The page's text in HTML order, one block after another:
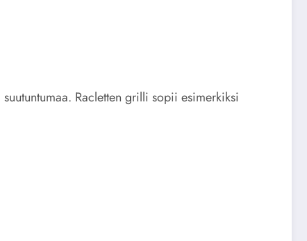
Racletten grilli sopii esimerkiksi